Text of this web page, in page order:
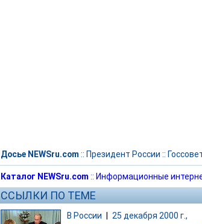
Досье NEWSru.com :: Президент России ::
Каталог NEWSru.com :: Информационные
ССЫЛКИ ПО ТЕМЕ
В России 25 декабря 2000 г.,